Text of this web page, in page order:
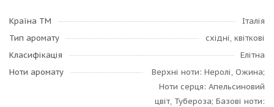
Країна ТМ
Італія
Тип аромату
східні, квіткові
Класифікація
Елітна
Ноти аромату
Верхні ноти: Неролі, Ожина;
Ноти серця: Апельсиновий
цвіт, Тубероза; Базові ноти: